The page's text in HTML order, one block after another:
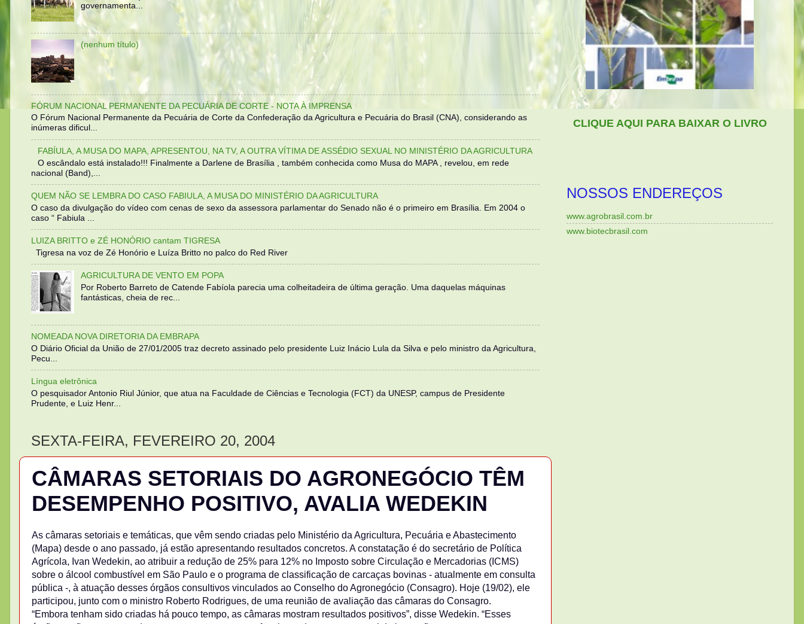
governamenta...
(nenhum título)
FÓRUM NACIONAL PERMANENTE DA PECUÁRIA DE CORTE - NOTA À IMPRENSA
O Fórum Nacional Permanente da Pecuária de Corte da Confederação da Agricultura e Pecuária do Brasil (CNA), considerando as
inúmeras dificul...
FABÍULA, A MUSA DO MAPA, APRESENTOU, NA TV, A OUTRA VÍTIMA DE ASSÉDIO SEXUAL NO MINISTÉRIO DA AGRICULTURA
O escândalo está instalado!!! Finalmente a Darlene de Brasília , também conhecida como Musa do MAPA , revelou, em rede
nacional (Band),...
QUEM NÃO SE LEMBRA DO CASO FABIULA, A MUSA DO MINISTÉRIO DA AGRICULTURA
O caso da divulgação do vídeo com cenas de sexo da assessora parlamentar do Senado não é o primeiro em Brasília. Em 2004 o
caso “ Fabiula ...
LUIZA BRITTO e ZÉ HONÓRIO cantam TIGRESA
Tigresa na voz de Zé Honório e Luíza Britto no palco do Red River
AGRICULTURA DE VENTO EM POPA
Por Roberto Barreto de Catende Fabíola parecia uma colheitadeira de última geração. Uma daquelas máquinas
fantásticas, cheia de rec...
NOMEADA NOVA DIRETORIA DA EMBRAPA
O Diário Oficial da União de 27/01/2005 traz decreto assinado pelo presidente Luiz Inácio Lula da Silva e pelo ministro da Agricultura,
Pecu...
Língua eletrônica
O pesquisador Antonio Riul Júnior, que atua na Faculdade de Ciências e Tecnologia (FCT) da UNESP, campus de Presidente
Prudente, e Luiz Henr...
SEXTA-FEIRA, FEVEREIRO 20, 2004
CÂMARAS SETORIAIS DO AGRONEGÓCIO TÊM
DESEMPENHO POSITIVO, AVALIA WEDEKIN
As câmaras setoriais e temáticas, que vêm sendo criadas pelo Ministério da Agricultura, Pecuária e Abastecimento
(Mapa) desde o ano passado, já estão apresentando resultados concretos. A constatação é do secretário de Política
Agrícola, Ivan Wedekin, ao atribuir a redução de 25% para 12% no Imposto sobre Circulação e Mercadorias (ICMS)
sobre o álcool combustível em São Paulo e o programa de classificação de carcaças bovinas - atualmente em consulta
pública -, à atuação desses órgãos consultivos vinculados ao Conselho do Agronegócio (Consagro). Hoje (19/02), ele
participou, junto com o ministro Roberto Rodrigues, de uma reunião de avaliação das câmaras do Consagro.
“Embora tenham sido criadas há pouco tempo, as câmaras mostram resultados positivos”, disse Wedekin. “Esses
CLIQUE AQUI PARA BAIXAR O LIVRO
NOSSOS ENDEREÇOS
www.agrobrasil.com.br
www.biotecbrasil.com